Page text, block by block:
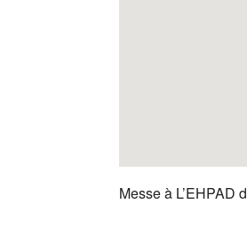
Messe à L’EHPAD